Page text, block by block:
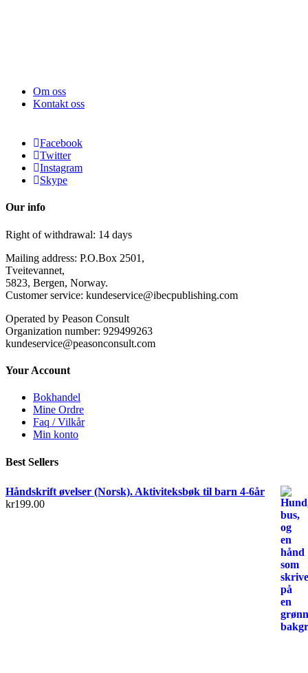
Om oss
Kontakt oss
Facebook
Twitter
Instagram
Skype
Our info
Right of withdrawal: 14 days
Mailing address: P.O.Box 2501,
Tveitevannet,
5823, Bergen, Norway.
Customer service: kundeservice@ibecpublishing.com
Operated by Peason Consult
Organization number: 929499263
kundeservice@peasonconsult.com
Your Account
Bokhandel
Mine Ordre
Faq / Vilkår
Min konto
Best Sellers
Håndskrift øvelser (Norsk). Aktiviteksbøk til barn 4-6år
kr199.00